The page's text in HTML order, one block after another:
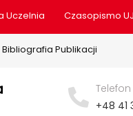
Uczelnia Czasopismo
Bibliografia Publikacji
Telefon
+48 41